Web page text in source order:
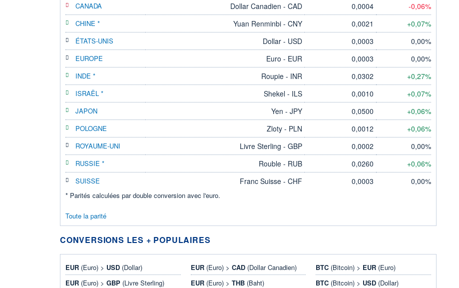
CANADA Dollar Canadien - CAD 0,0004 -0,06%
CHINE * Yuan Renminbi - CNY 0,0021 +0,07%
ÉTATS-UNIS Dollar - USD 0,0003 0,00%
EUROPE Euro - EUR 0,0003 0,00%
INDE * Roupie - INR 0,0302 +0,27%
ISRAËL * Shekel - ILS 0,0010 +0,07%
JAPON Yen - JPY 0,0500 +0,06%
POLOGNE Zloty - PLN 0,0012 +0,06%
ROYAUME-UNI Livre Sterling - GBP 0,0002 0,00%
RUSSIE * Rouble - RUB 0,0260 +0,06%
SUISSE Franc Suisse - CHF 0,0003 0,00%
* Parités calculées par double conversion avec l'euro.
Toute la parité
CONVERSIONS LES + POPULAIRES
EUR (Euro) > USD (Dollar)
EUR (Euro) > GBP (Livre Sterling)
EUR(Euro) > CAD(Dollar Canadien)
EUR(Euro) > THB(Baht)
BTC (Bitcoin) > EUR (Euro)
BTC (Bitcoin) > USD (Dollar)